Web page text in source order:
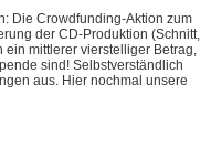
Die Crowdfunding-Aktion zum
der CD-Produktion (Schnitt,
ein mittlerer vierstelliger Betrag,
sind! Selbstverständlich
aus. Hier nochmal unsere